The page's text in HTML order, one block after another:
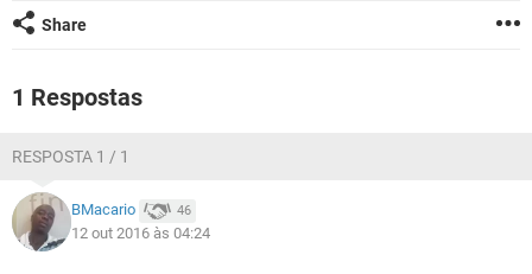
GUIA DE COMPRAS
Share
1 Respostas
RESPOSTA 1 / 1
BMacario 46
12 out 2016 às 04:24